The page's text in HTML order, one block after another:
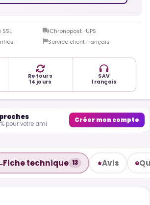
Chronopost · UPS
Service client français
Retours
14 jours
SAV
français
pour votre ami Créer mon compte
Fiche technique 13 Avis